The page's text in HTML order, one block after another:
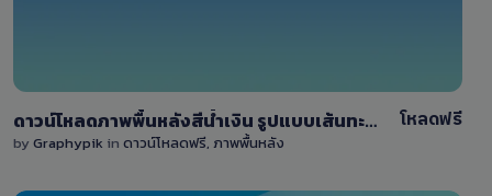
ดาวน์โหลดภาพพื้นหลังสีน้ำเงิน รูปแบบเส้นทะแยง ขนาดใหญ่ 9000×6000 pixel
by Graphypik in ดาวน์โหลดฟรี, ภาพพื้นหลัง
โหลดฟรี